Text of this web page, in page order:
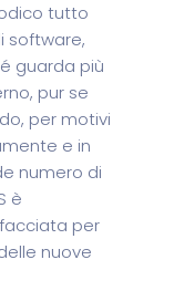
tutto
software,
guarda più
pur se
per motivi
e in
numero di
è
per
nuove